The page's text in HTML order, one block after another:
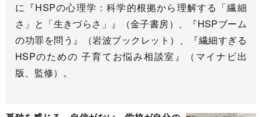
に『HSPの心理学：科学的根拠から理解する「繊細
さ」と「生きづらさ」』（金子書房）、『HSPブーム
の功罪を問う』（岩波ブックレット）、『繊細すぎる
HSPのための 子育てお悩み相談室』（マイナビ出
版、監修）。